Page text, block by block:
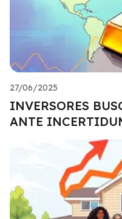
27/06/2025
INVERSORES
ANTE